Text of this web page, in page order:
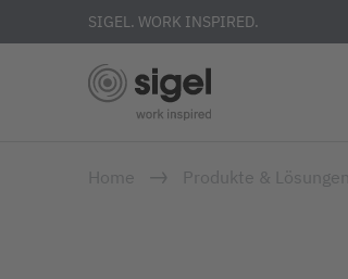
SIGEL. WORK INSPIRED.
Home Produkte & Lösungen